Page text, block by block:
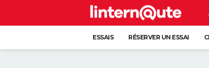
ESSAIS RÉSERVER UN ESSAI